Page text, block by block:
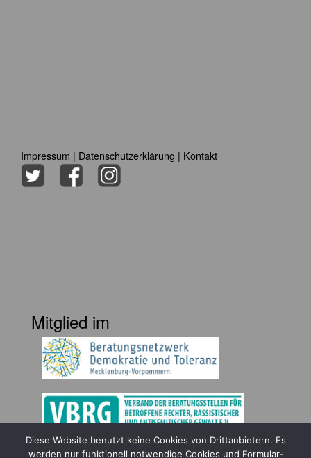
Impressum | Datenschutzerklärung | Kontakt
Mitglied im
Diese Website benutzt keine Cookies von Drittanbietern. Es
werden nur funktionell notwendige Cookies und Formular-